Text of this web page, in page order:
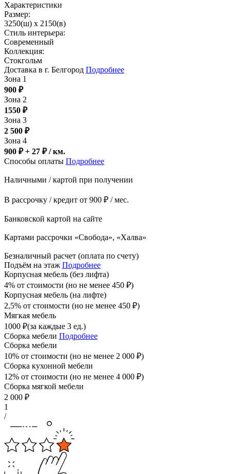
Характеристики
Размер:
3250(ш) x 2150(в)
Стиль интерьера:
Современный
Коллекция:
Стокгольм
Доставка в г. Белгород Подробнее
Зона 1
900 ₽
Зона 2
1550 ₽
Зона 3
2 500 ₽
Зона 4
900 ₽ + 27 ₽/ км.
Способы оплаты Подробнее
Наличными / картой при получении
В рассрочку / кредит от 900 ₽ / мес.
Банковской картой на сайте
Картами рассрочки «Свобода», «Халва»
Безналичный расчет (оплата по счету)
Подъём на этаж Подробнее
Корпусная мебель (без лифта)
4% от стоимости (но не менее 450 ₽)
Корпусная мебель (на лифте)
2,5% от стоимости (но не менее 450 ₽)
Мягкая мебель
1000 ₽(за каждые 3 ед.)
Сборка мебели Подробнее
Сборка мебели
10% от стоимости (но не менее 2 000 ₽)
Сборка кухонной мебели
12% от стоимости (но не менее 4 000 ₽)
Сборка мягкой мебели
2 000 ₽
1
/